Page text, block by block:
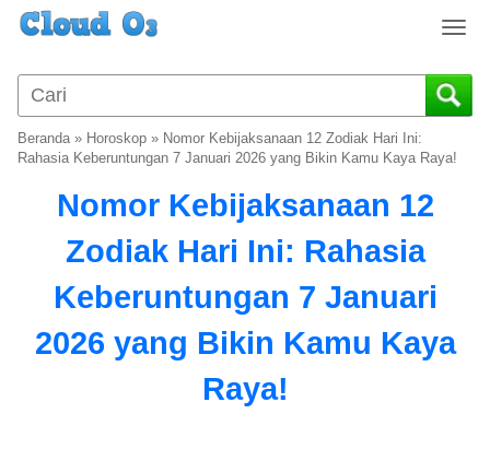
T
g
g
e
i
Beranda» Horoskop » Nomor Kebijaksanaan 12 Zodiak Hari Ini:
Rahasia Keberuntungan 7 Januari 2026 yang Bikin Kamu Kaya Raya!
Nomor Kebijaksanaan 12
Zodiak Hari Ini: Rahasia
Keberuntungan 7 Januari
2026 yang Bikin Kamu Kaya
Raya!